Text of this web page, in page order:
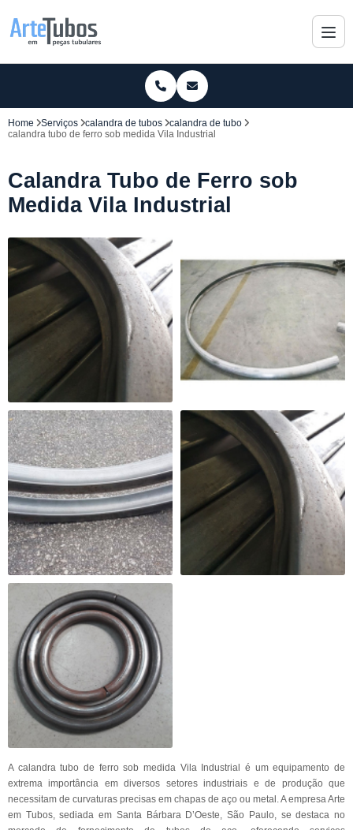
Home Serviços calandra de tubos
calandra de tubo
calandra tubo de ferro sob medida Vila Industrial
Calandra Tubo de Ferro sob
Medida Vila Industrial
A calandra tubo de ferro sob medida Vila Industrial é um equipamento de
extrema importância em diversos setores industriais e de produção que
necessitam de curvaturas precisas em chapas de aço ou metal. A empresa Arte
em Tubos, sediada em Santa Bárbara D’Oeste, São Paulo, se destaca no